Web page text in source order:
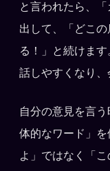
と言われたら、
出して、「どこ
る！」と続けま
話しやすくなり、
自分の意見を言
体的なワード」
よ」ではなく「